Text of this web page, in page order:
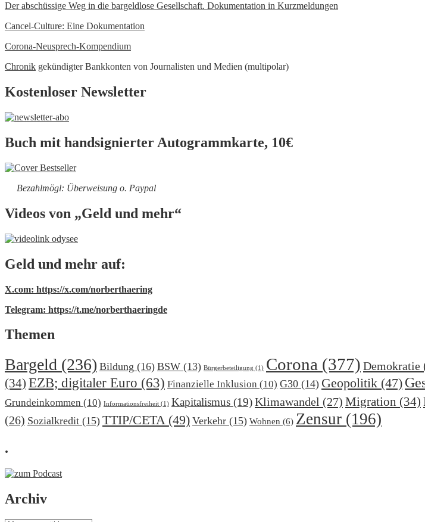
Der abschüssige Weg in die bargeldlose Gesellschaft. Dokumentation in Kurzmeldungen
Cancel-Culture: Eine Dokumentation
Corona-Neusprech-Kompendium
Chronik gekündigter Bankkonten von Journalisten und Medien (multipolar)
Kostenloser Newsletter
Buch mit handsignierter Autogrammkarte, 10€
Bezahlmögl: Überweisung o. Paypal
Videos von „Geld und mehr“
Geld und mehr auf:
X.com: https://x.com/norberthaering
Telegram: https://t.me/norberthaeringde
Themen
Bargeld (236) Bildung (16) BSW (13) Bürgerbeteiligung (1) Corona (377) Demokratie
(34) EZB; digitaler Euro (63) Finanzielle Inklusion (10) G30 (14) Geopolitik (47)
Grundeinkommen (10) Informationsfreiheit (1) Kapitalismus (19)Klimawandel (27) Migration (34)
(26) Sozialkredit (15) TTIP/CETA(49) Verkehr (15) Wohnen (6) Zensur (196)
.
Archiv